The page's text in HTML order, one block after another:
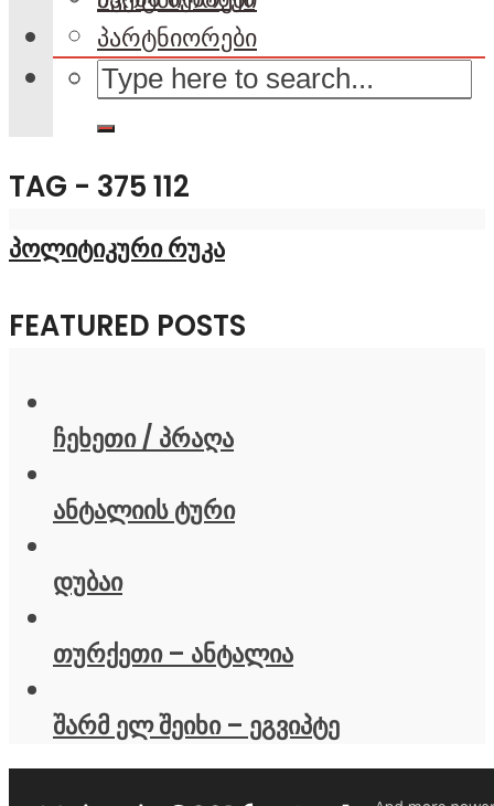
პარტნიორები
TAG - 375 112
პოლიტიკური რუკა
FEATURED POSTS
ჩეხეთი / პრაღა
ანტალიის ტური
დუბაი
თურქეთი – ანტალია
შარმ ელ შეიხი – ეგვიპტე